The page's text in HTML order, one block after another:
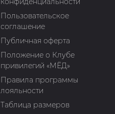
Пользовательское
соглашение
Публичная оферта
Положение о Клубе
привилегий «МЁД»
Правила программы
лояльности
Таблица размеров